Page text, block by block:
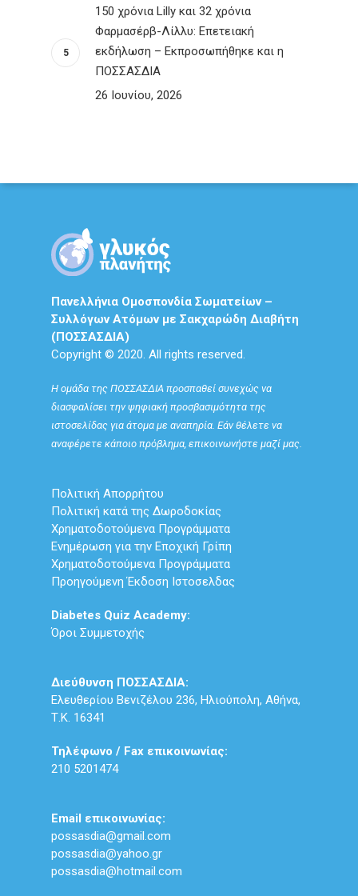
150 χρόνια Lilly και 32 χρόνια
Φαρμασέρβ-Λίλλυ: Eπετειακή
εκδήλωση – Εκπροσωπήθηκε και η
ΠΟΣΣΑΣΔΙΑ
26 Ιουνίου, 2026
Πανελλήνια Ομοσπονδία Σωματείων –
Συλλόγων Ατόμων με Σακχαρώδη Διαβήτη
(ΠΟΣΣΑΣΔΙΑ)
Copyright © 2020. All rights reserved.
Η ομάδα της ΠΟΣΣΑΣΔΙΑ προσπαθεί συνεχώς να
διασφαλίσει την ψηφιακή προσβασιμότητα της
ιστοσελίδας για άτομα με αναπηρία. Εάν θέλετε να
αναφέρετε κάποιο πρόβλημα, επικοινωνήστε μαζί μας.
Πολιτική Απορρήτου
Πολιτική κατά της Δωροδοκίας
Χρηματοδοτούμενα Προγράμματα
Ενημέρωση για την Εποχική Γρίπη
Χρηματοδοτούμενα Προγράμματα
Προηγούμενη Έκδοση Ιστοσελδας
Diabetes Quiz Academy:
Όροι Συμμετοχής
Διεύθυνση ΠΟΣΣΑΣΔΙΑ:
Ελευθερίου Βενιζέλου 236, Ηλιούπολη, Αθήνα,
Τ.Κ. 16341
Τηλέφωνο / Fax επικοινωνίας:
210 5201474
Email επικοινωνίας:
possasdia@gmail.com
possasdia@yahoo.gr
possasdia@hotmail.com